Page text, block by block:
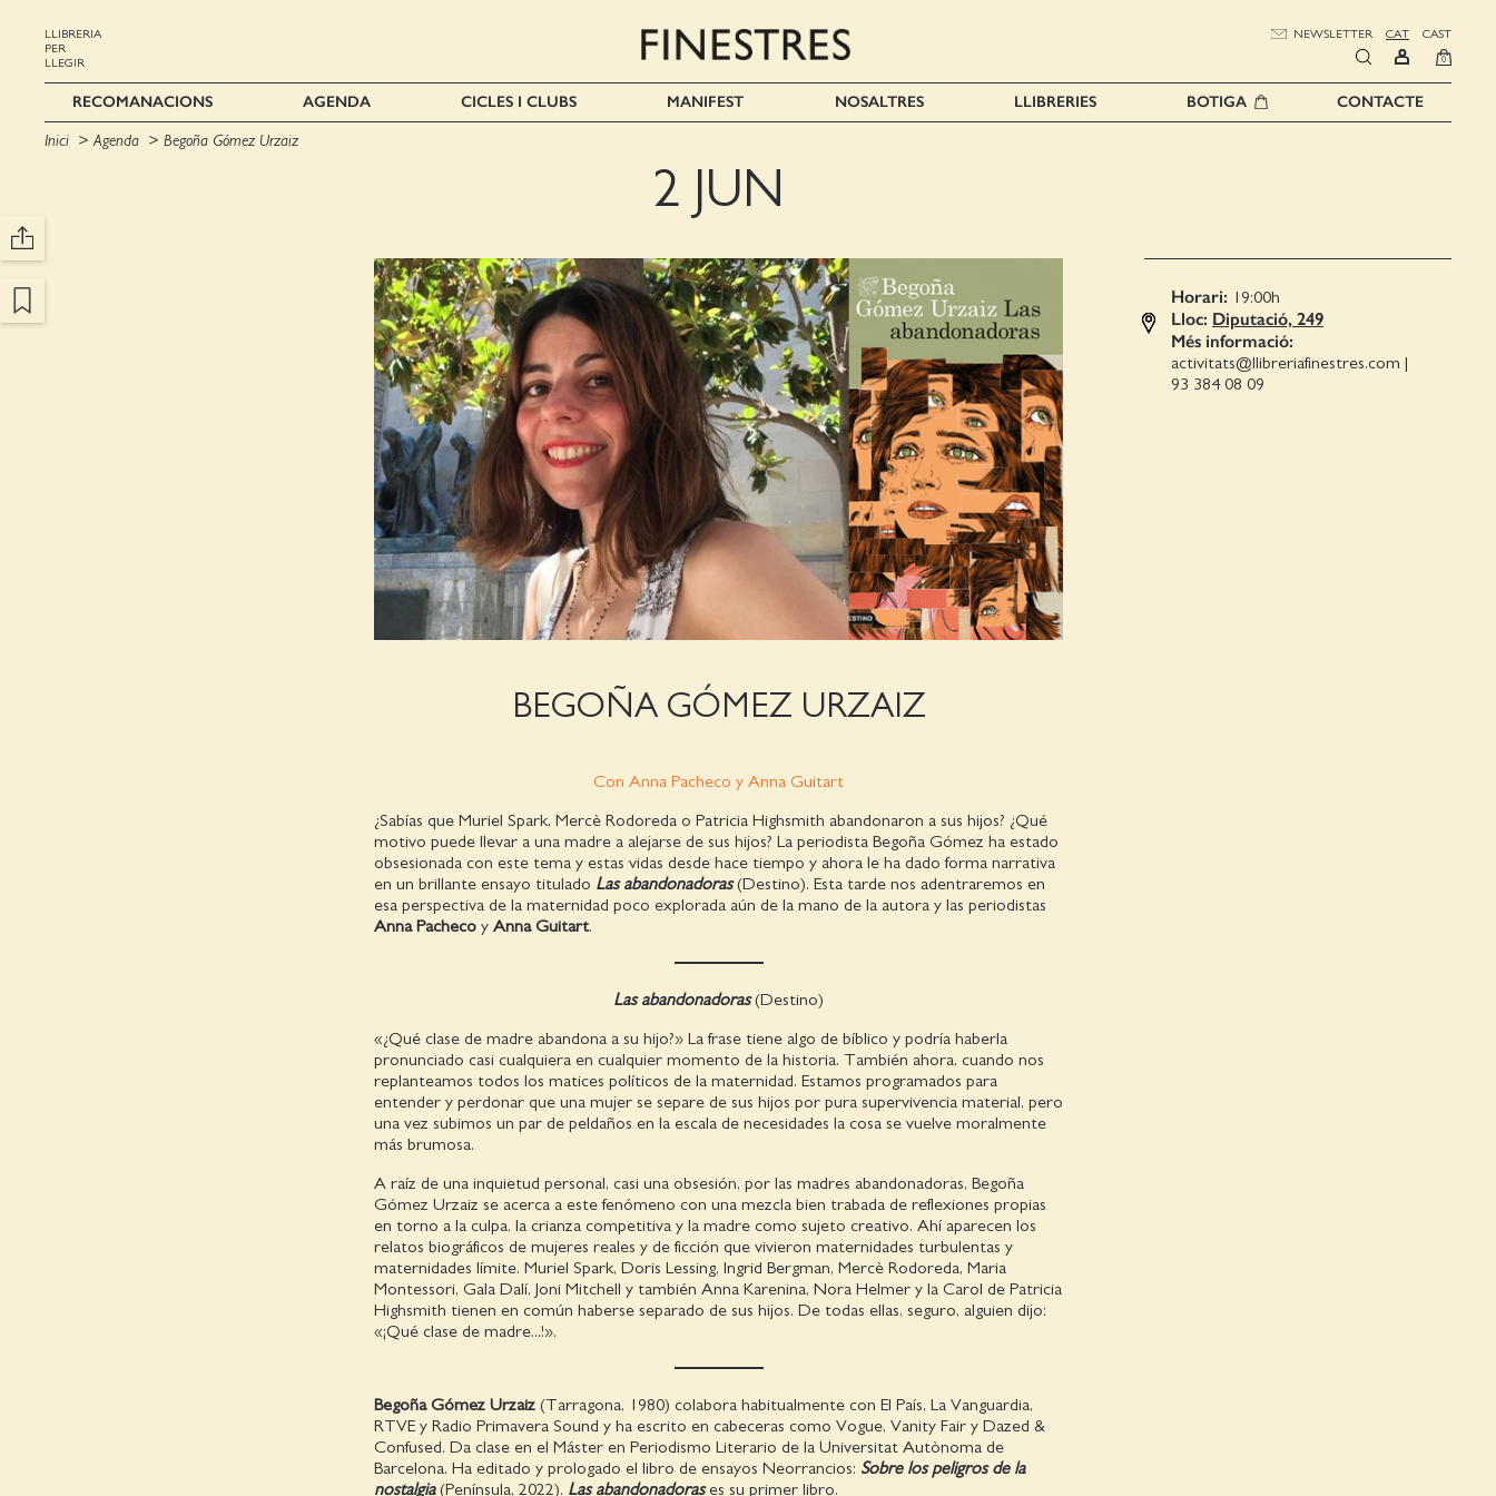
LLIBRERIA
PER
LLEGIR
NEWSLETTER CAT CAST
0
RECOMANACIONS AGENDA CICLES I CLUBS MANIFEST NOSALTRES LLIBRERIES BOTIGA CONTACTE
Inici Agenda Begoña Gómez Urzaiz
2 JUN
BEGOÑA GÓMEZ URZAIZ
Con Anna Pacheco y Anna Guitart
¿Sabías que Muriel Spark, Mercè Rodoreda o Patricia Highsmith abandonaron a sus hijos? ¿Qué
motivo puede llevar a una madre a alejarse de sus hijos? La periodista Begoña Gómez ha estado
obsesionada con este tema y estas vidas desde hace tiempo y ahora le ha dado forma narrativa
en un brillante ensayo titulado Las abandonadoras(Destino). Esta tarde nos adentraremos en
esa perspectiva de la maternidad poco explorada aún de la mano de la autora y las periodistas
Anna Pachecoy Anna Guitart.
Las abandonadoras(Destino)
«¿Qué clase de madre abandona a su hijo?» La frase tiene algo de bíblico y podría haberla
pronunciado casi cualquiera en cualquier momento de la historia. También ahora, cuando nos
replanteamos todos los matices políticos de la maternidad. Estamos programados para
entender y perdonar que una mujer se separe de sus hijos por pura supervivencia material, pero
una vez subimos un par de peldaños en la escala de necesidades la cosa se vuelve moralmente
más brumosa.
A raíz de una inquietud personal, casi una obsesión, por las madres abandonadoras, Begoña
Gómez Urzaiz se acerca a este fenómeno con una mezcla bien trabada de reflexiones propias
en torno a la culpa, la crianza competitiva y la madre como sujeto creativo. Ahí aparecen los
relatos biográficos de mujeres reales y de ficción que vivieron maternidades turbulentas y
maternidades límite. Muriel Spark, Doris Lessing, Ingrid Bergman, Mercè Rodoreda, Maria
Montessori, Gala Dalí, Joni Mitchell y también Anna Karenina, Nora Helmer y la Carol de Patricia
Highsmith tienen en común haberse separado de sus hijos. De todas ellas, seguro, alguien dijo:
«¡Qué clase de madre...!».
Begoña Gómez Urzaiz(Tarragona, 1980) colabora habitualmente con El País, La Vanguardia,
RTVE y Radio Primavera Sound y ha escrito en cabeceras como Vogue, Vanity Fair y Dazed &
Confused. Da clase en el Máster en Periodismo Literario de la Universitat Autònoma de
Barcelona. Ha editado y prologado el libro de ensayos Neorrancios: Sobre los peligros de la
nostalgia(Península, 2022). Las abandonadorases su primer libro.
Horari: 19:00h
Lloc: Diputació, 249
Més informació:
activitats@llibreriafinestres.com |
93 384 08 09